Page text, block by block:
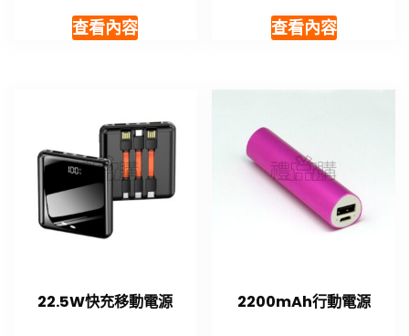
查看內容 查看內容
22.5W快充移動電源 2200mAh行動電源